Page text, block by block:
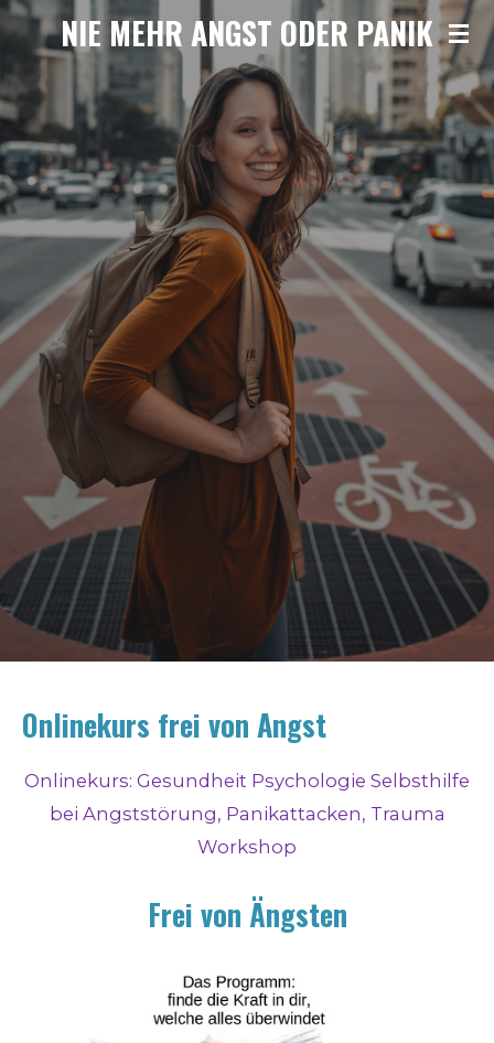
Zum
Hauptinhalt
springen
NIE MEHR ANGST ODER PANIK
Onlinekurs frei von Angst
Onlinekurs: Gesundheit Psychologie Selbsthilfe
bei Angststörung, Panikattacken, Trauma
Workshop
Frei von Ängsten